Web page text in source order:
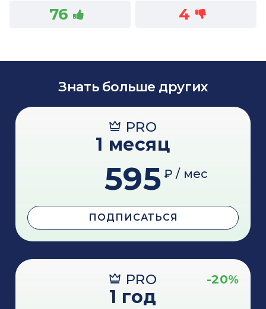
76 4
Знать больше других
PRO
1 месяц
595 ₽ / мес
ПОДПИСАТЬСЯ
PRO -20%
1 год